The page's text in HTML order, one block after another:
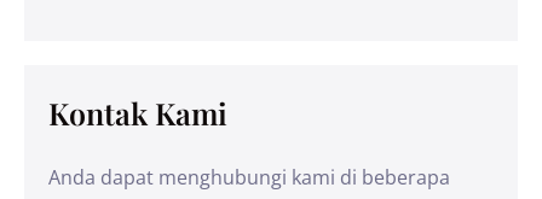
Kontak Kami
Anda dapat menghubungi kami di beberapa